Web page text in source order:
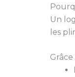
Un
les